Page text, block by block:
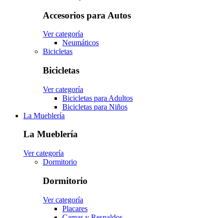
Accesorios para Autos
Ver categoría
Neumáticos
Bicicletas
Bicicletas
Ver categoría
Bicicletas para Adultos
Bicicletas para Niños
La Mueblería
La Mueblería
Ver categoría
Dormitorio
Dormitorio
Ver categoría
Placares